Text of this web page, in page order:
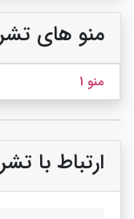
منو های
منو 1
ارتباط با